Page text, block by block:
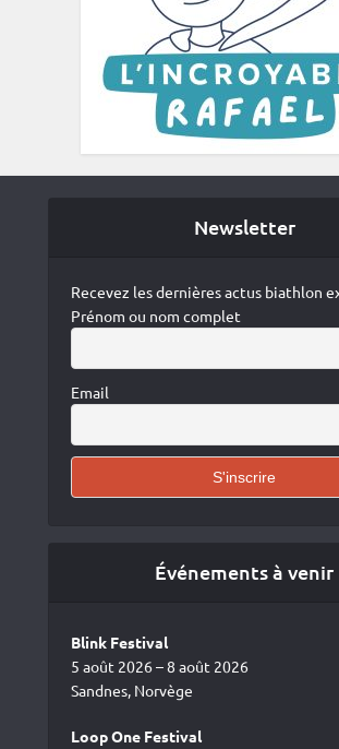
Newsletter
Recevez les dernières actus biathlon
Prénom ou nom complet
Email
Événements à venir
Blink Festival
5 août 2026 – 8 août 2026
Sandnes, Norvège
Loop One Festival